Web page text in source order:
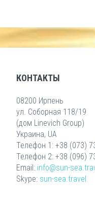
КОНТАКТЫ
08200 Ирпень
ул. Соборная 118/19
(дом Linevich Group)
Украина, UA
Телефон 1: +38 (073)
Телефон 2: +38 (096)
Email: info@sun-
Skype: sun-sea.travel